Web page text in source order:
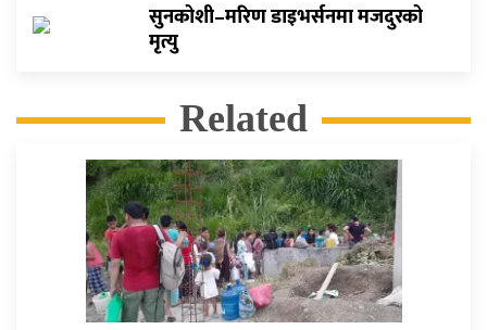
सुनकोशी–मरिण डाइभर्सनमा मजदुरको
मृत्यु
Related